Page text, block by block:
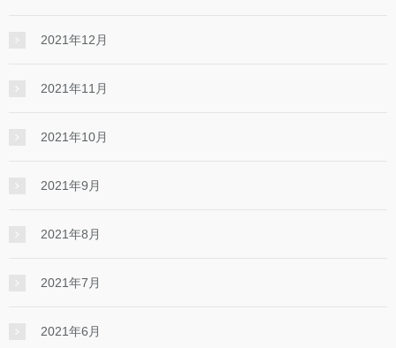
2021年12月
2021年11月
2021年10月
2021年9月
2021年8月
2021年7月
2021年6月